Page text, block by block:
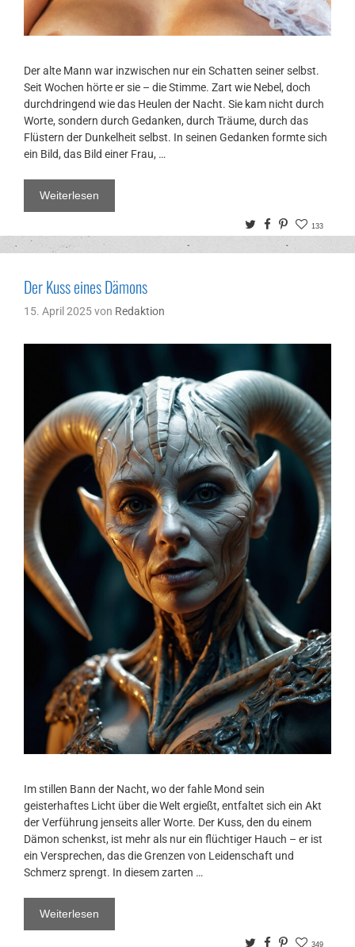
Der alte Mann war inzwischen nur ein Schatten seiner selbst.
Seit Wochen hörte er sie – die Stimme. Zart wie Nebel, doch
durchdringend wie das Heulen der Nacht. Sie kam nicht durch
Worte, sondern durch Gedanken, durch Träume, durch das
Flüstern der Dunkelheit selbst. In seinen Gedanken formte sich
ein Bild, das Bild einer Frau, …
Weiterlesen
TwitterFacebook
Pinterest
133
Der Kuss eines Dämons
15. April 2025von Redaktion
Im stillen Bann der Nacht, wo der fahle Mond sein
geisterhaftes Licht über die Welt ergießt, entfaltet sich ein Akt
der Verführung jenseits aller Worte. Der Kuss, den du einem
Dämon schenkst, ist mehr als nur ein flüchtiger Hauch – er ist
ein Versprechen, das die Grenzen von Leidenschaft und
Schmerz sprengt. In diesem zarten …
Weiterlesen
TwitterFacebook
Pinterest
349